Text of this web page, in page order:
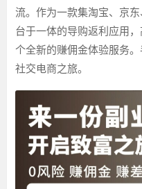
流。作为一款集淘宝、京
台于一体的导购返利应用
个全新的赚佣金体验服务
社交电商之旅。